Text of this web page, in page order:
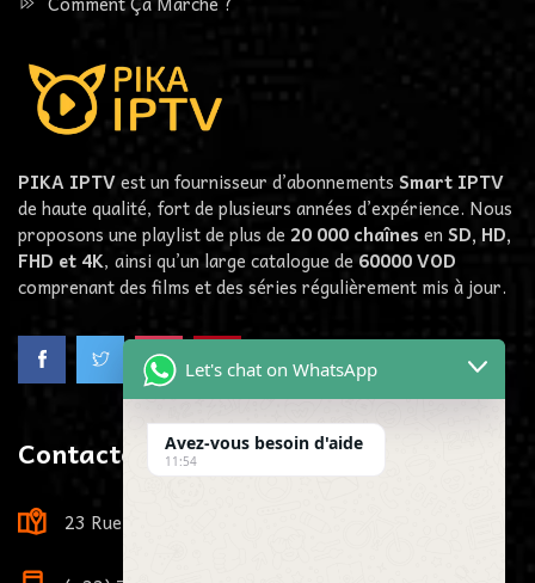
PIKA IPTVest un fournisseur d’abonnements Smart IPTV
de haute qualité, fort de plusieurs années d’expérience. Nous
proposons une playlist de plus de 20 000 chaînes en SD, HD,
FHD et 4K, ainsi qu’un large catalogue de 60000VOD
comprenant des films et des séries régulièrement mis à jour.
Contactez-Nous
23 Rue Louis Viardot, 21000 Dijon, France
Let's chat on WhatsApp
Avez-vous besoin d'aide
11:54